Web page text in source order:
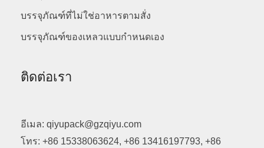
บรรจุภัณฑ์ที่ไม่ใช่อาหารตามสั่ง
บรรจุภัณฑ์ของเหลวแบบกำหนดเอง
ติดต่อเรา
อีเมล: qiyupack@gzqiyu.com
โทร: +86 15338063624, +86 13416197793, +86